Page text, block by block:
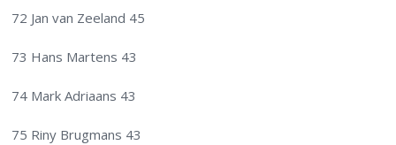
72 Jan van Zeeland 45
73 Hans Martens 43
74 Mark Adriaans 43
75 Riny Brugmans 43